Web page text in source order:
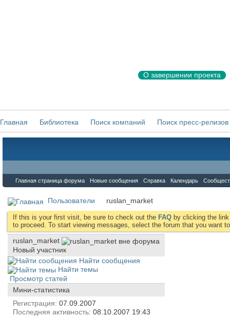
О завершении проекта
Главная Библиотека Поиск компаний Поиск пресс-релизов
Главная страница форума Новые сообщения Справка Календарь
Пользователи ruslan_market
If this is your first visit, be sure to check out the FAQ by clicking the
to proceed. To start viewing messages, select the forum that you want
ruslan_market
Новый участник
Найти сообщения
Найти темы
Просмотр статей
Мини-статистика
Регистрация 07.09.2007
Последняя активность 08.10.2007 19:43